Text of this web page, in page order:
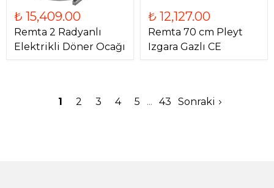
₺ 15,409.00
Remta 2 Radyanlı
Elektrikli Döner Ocağı
₺ 12,127.00
Remta 70 cm Pleyt
Izgara Gazlı CE
1 2 3 4 5 43 Sonraki